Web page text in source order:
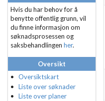
Hvis du har behov for å
benytte offentlig grunn, vil
du finne informasjon om
søknadsprosessen og
saksbehandlingen her.
Oversikt
Oversiktskart
Liste over søknader
Liste over planer